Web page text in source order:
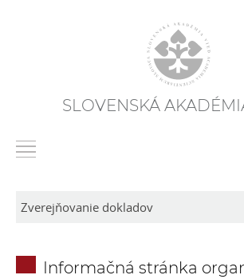
SLOVENSKÁ
Informačná stránka